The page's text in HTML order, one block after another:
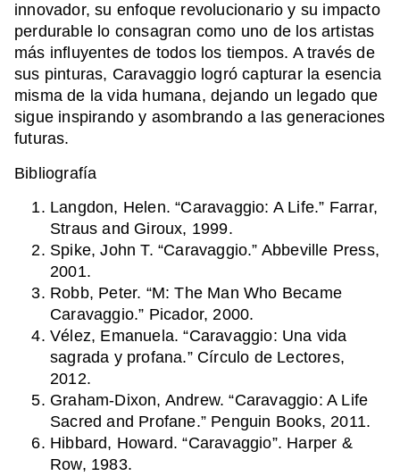
innovador, su enfoque revolucionario y su impacto
perdurable lo consagran como uno de los artistas
más influyentes de todos los tiempos. A través de
sus pinturas, Caravaggio logró capturar la esencia
misma de la vida humana, dejando un legado que
sigue inspirando y asombrando a las generaciones
futuras.
Bibliografía
Langdon, Helen. “Caravaggio: A Life.” Farrar,
Straus and Giroux, 1999.
Spike, John T. “Caravaggio.” Abbeville Press,
2001.
Robb, Peter. “M: The Man Who Became
Caravaggio.” Picador, 2000.
Vélez, Emanuela. “Caravaggio: Una vida
sagrada y profana.” Círculo de Lectores,
2012.
Graham-Dixon, Andrew. “Caravaggio: A Life
Sacred and Profane.” Penguin Books, 2011.
Hibbard, Howard. “Caravaggio”. Harper &
Row, 1983.